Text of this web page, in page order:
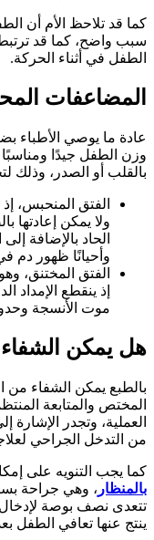
كما قد تلاحظ الأم أن
سبب واضح، كما قد
الطفل في أثناء الحركة.
المضاعفات
عادة ما يوصي الأطباء
وزن الطفل جيدًا
بالقلب أو الصدر، وذلك
الفتق المنحبس،
ولا يمكن إعادتها
الحاد بالإضافة
وأحيانًا ظهور دم
الفتق المختنق،
إذ ينقطع الإمداد
موت الأنسجة
هل يمكن الشفاء
بالطبع يمكن الشفاء من
المختص والمتابعة
العملية، وتجدر الإشارة
من التدخل الجراحي
كما يجب التنويه على
بالمنظار ، وهي جراحة
تتعدى نصف بوصة لإدخال
ينتج عنها تعافي الطفل